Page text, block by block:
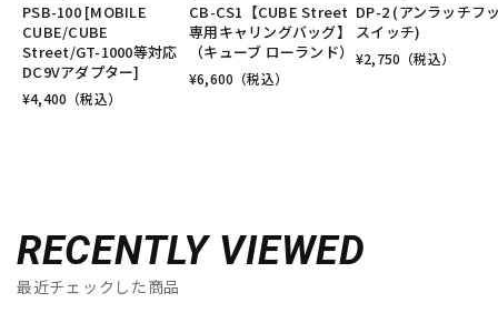
PSB-100 [MOBILE
CUBE/CUBE
Street/GT-1000等対応
DC9Vアダプター]
¥4,400 （税込）
CB-CS1【CUBE Street
専用キャリングバッグ】
（キューブ ローランド）
¥6,600 （税込）
DP-2 (アンラッチフ
スイッチ)
¥2,750 （税込）
RECENTLY VIEWED
最近チェックした商品